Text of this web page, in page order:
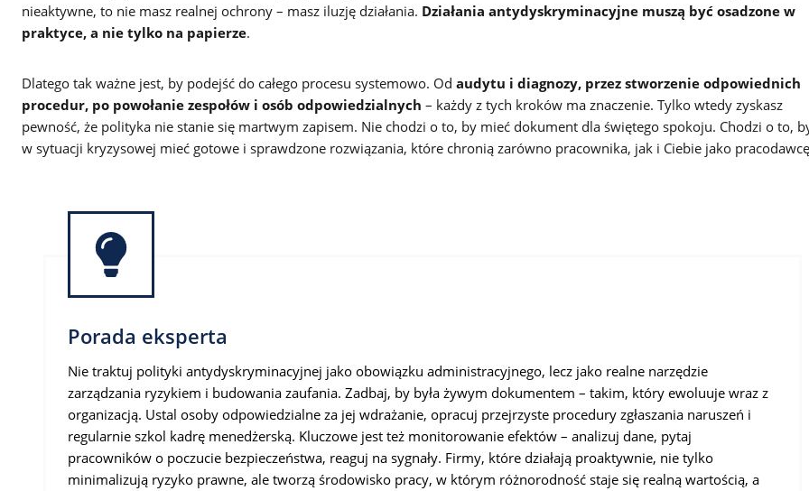
nieaktywne, to nie masz realnej ochrony – masz iluzję działania. Działania antydyskryminacyjne muszą być osadzone w
praktyce, a nie tylko na papierze.
Dlatego tak ważne jest, by podejść do całego procesu systemowo. Od audytu i diagnozy, przez stworzenie odpowiednich
procedur, po powołanie zespołów i osób odpowiedzialnych – każdy z tych kroków ma znaczenie. Tylko wtedy zyskasz
pewność, że polityka nie stanie się martwym zapisem. Nie chodzi o to, by mieć dokument dla świętego spokoju. Chodzi o to,
w sytuacji kryzysowej mieć gotowe i sprawdzone rozwiązania, które chronią zarówno pracownika, jak i Ciebie jako
Porada eksperta
Nie traktuj polityki antydyskryminacyjnej jako obowiązku administracyjnego, lecz jako realne narzędzie
zarządzania ryzykiem i budowania zaufania. Zadbaj, by była żywym dokumentem – takim, który ewoluuje wraz z
organizacją. Ustal osoby odpowiedzialne za jej wdrażanie, opracuj przejrzyste procedury zgłaszania naruszeń i
regularnie szkol kadrę menedżerską. Kluczowe jest też monitorowanie efektów – analizuj dane, pytaj
pracowników o poczucie bezpieczeństwa, reaguj na sygnały. Firmy, które działają proaktywnie, nie tylko
minimalizują ryzyko prawne, ale tworzą środowisko pracy, w którym różnorodność staje się realną wartością, a